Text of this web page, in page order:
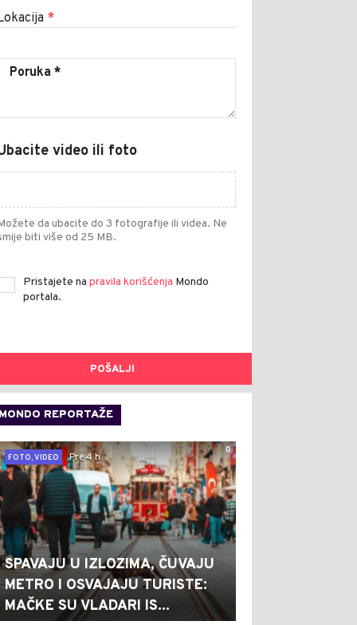
*
video ili foto
da ubacite do 3 fotografije ili videa. Ne
biti više od 25 MB.
Pristajete na pravila korišćenja Mondo
portala.
POŠALJI
MONDO REPORTAŽE
0
FOTO, VIDEO
Pre 4 h
SPAVAJU U IZLOZIMA, ČUVAJU
METRO I OSVAJAJU TURISTE:
MAČKE SU VLADARI IS...